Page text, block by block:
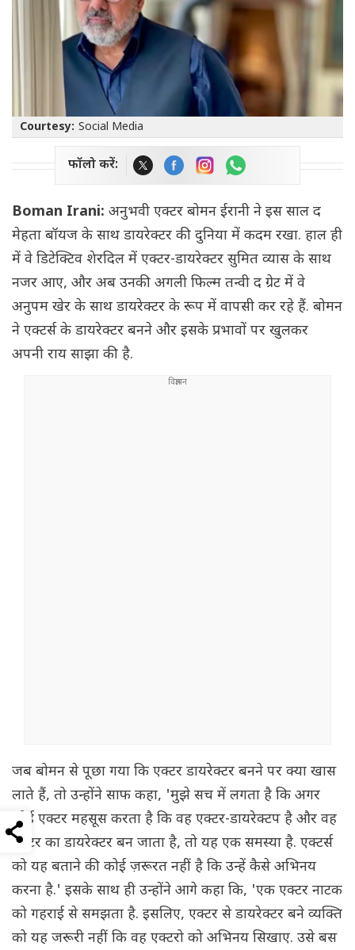
Courtesy: Social Media
फॉलो करें:
Boman Irani: अनुभवी एक्टर बोमन ईरानी ने इस साल द
मेहता बॉयज के साथ डायरेक्टर की दुनिया में कदम रखा. हाल ही
में वे डिटेक्टिव शेरदिल में एक्टर-डायरेक्टर सुमित व्यास के साथ
नजर आए, और अब उनकी अगली फिल्म तन्वी द ग्रेट में वे
अनुपम खेर के साथ डायरेक्टर के रूप में वापसी कर रहे हैं. बोमन
ने एक्टर्स के डायरेक्टर बनने और इसके प्रभावों पर खुलकर
अपनी राय साझा की है.
जब बोमन से पूछा गया कि एक्टर डायरेक्टर बनने पर क्या खास
लाते हैं, तो उन्होंने साफ कहा, 'मुझे सच में लगता है कि अगर
कोई एक्टर महसूस करता है कि वह एक्टर-डायरेक्टप है और वह
एक्टर का डायरेक्टर बन जाता है, तो यह एक समस्या है. एक्टर्स
को यह बताने की कोई ज़रूरत नहीं है कि उन्हें कैसे अभिनय
करना है.' इसके साथ ही उन्होंने आगे कहा कि, 'एक एक्टर नाटक
को गहराई से समझता है. इसलिए, एक्टर से डायरेक्टर बने व्यक्ति
को यह जरूरी नहीं कि वह एक्टरो को अभिनय सिखाए. उसे बस